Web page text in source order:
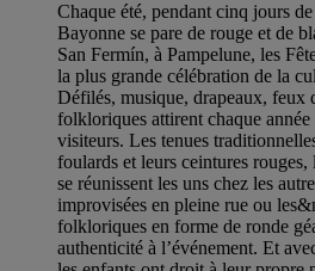
Chaque été, pendant cinq jours
Bayonne se pare de rouge et de
San Fermín, à Pampelune, les
la plus grande célébration de la
Défilés, musique, drapeaux, feux
folkloriques attirent chaque
visiteurs. Les tenues
foulards et leurs ceintures
se réunissent les uns chez les
improvisées en pleine rue ou
folkloriques en forme de ronde
authenticité à l’événement. Et